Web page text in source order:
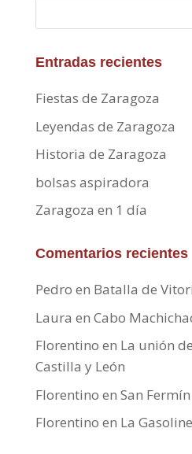
Entradas recientes
Fiestas de Zaragoza
Leyendas de Zaragoza
Historia de Zaragoza
bolsas aspiradora
Zaragoza en 1 día
Comentarios recientes
Pedro en Batalla de
Laura en Cabo
Florentino en La unión
Castilla y León
Florentino en San Fermín
Florentino en La